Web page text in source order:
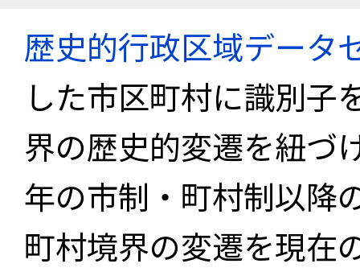
歴史的行政区域データ
した市区町村に識別子
界の歴史的変遷を紐づ
年の市制・町村制以降
町村境界の変遷を現在